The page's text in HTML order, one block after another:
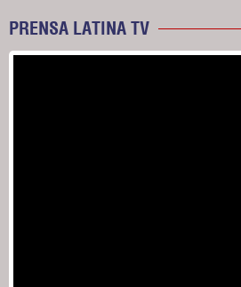
PRENSA LATINA TV